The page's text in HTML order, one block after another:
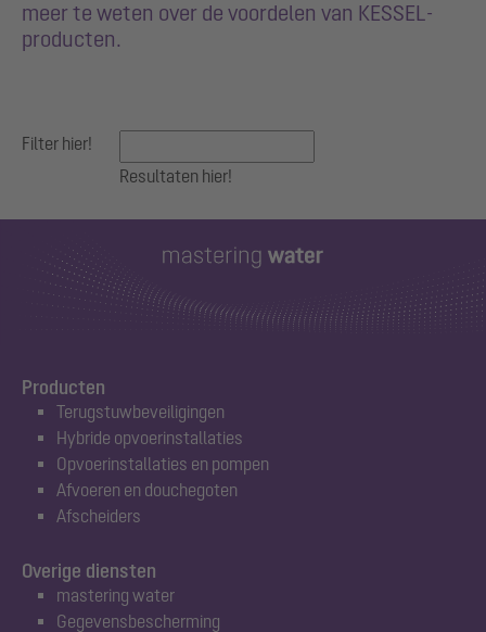
meer te weten over de voordelen van KESSEL-
producten.
Filter hier!
Resultaten hier!
Producten
Terugstuwbeveiligingen
Hybride opvoerinstallaties
Opvoerinstallaties en pompen
Afvoeren en douchegoten
Afscheiders
Overige diensten
mastering water
Gegevensbescherming